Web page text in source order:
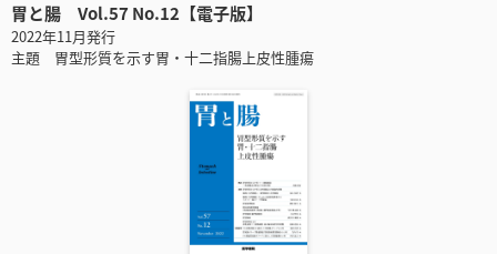
胃と腸 Vol.57 No.12【電子版】
2022年11月発行
主題 胃型形質を示す胃・十二指腸上皮性腫瘍